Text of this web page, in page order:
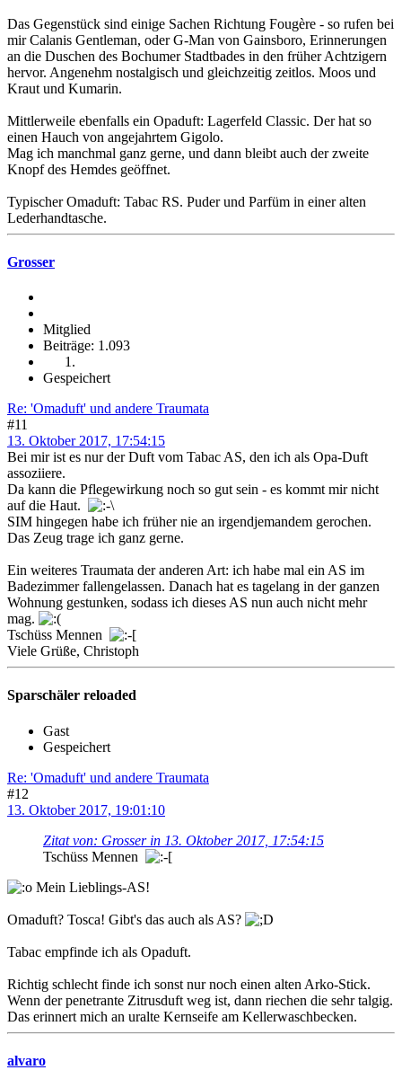
Das Gegenstück sind einige Sachen Richtung Fougère - so rufen bei
mir Calanis Gentleman, oder G-Man von Gainsboro, Erinnerungen
an die Duschen des Bochumer Stadtbades in den früher Achtzigern
hervor. Angenehm nostalgisch und gleichzeitig zeitlos. Moos und
Kraut und Kumarin.
Mittlerweile ebenfalls ein Opaduft: Lagerfeld Classic. Der hat so
einen Hauch von angejahrtem Gigolo.
Mag ich manchmal ganz gerne, und dann bleibt auch der zweite
Knopf des Hemdes geöffnet.
Typischer Omaduft: Tabac RS. Puder und Parfüm in einer alten
Lederhandtasche.
Grosser
Mitglied
Beiträge: 1.093
Gespeichert
Re: 'Omaduft' und andere Traumata
#11
13. Oktober 2017, 17:54:15
Bei mir ist es nur der Duft vom Tabac AS, den ich als Opa-Duft
assoziiere.
Da kann die Pflegewirkung noch so gut sein - es kommt mir nicht
auf die Haut.
SIM hingegen habe ich früher nie an irgendjemandem gerochen.
Das Zeug trage ich ganz gerne.
Ein weiteres Traumata der anderen Art: ich habe mal ein AS im
Badezimmer fallengelassen. Danach hat es tagelang in der ganzen
Wohnung gestunken, sodass ich dieses AS nun auch nicht mehr
mag.
Tschüss Mennen
Viele Grüße, Christoph
Sparschäler reloaded
Gast
Gespeichert
Re: 'Omaduft' und andere Traumata
#12
13. Oktober 2017, 19:01:10
Zitat von: Grosser in 13. Oktober 2017, 17:54:15
Tschüss Mennen
Mein Lieblings-AS!
Omaduft? Tosca! Gibt's das auch als AS?
Tabac empfinde ich als Opaduft.
Richtig schlecht finde ich sonst nur noch einen alten Arko-Stick.
Wenn der penetrante Zitrusduft weg ist, dann riechen die sehr talgig.
Das erinnert mich an uralte Kernseife am Kellerwaschbecken.
alvaro